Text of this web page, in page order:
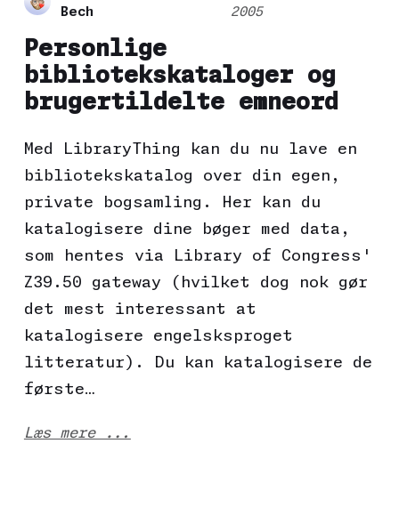
Bech
2005
Personlige
bibliotekskataloger og
brugertildelte emneord
Med LibraryThing kan du nu lave en
bibliotekskatalog over din egen,
private bogsamling. Her kan du
katalogisere dine bøger med data,
som hentes via Library of Congress'
Z39.50 gateway (hvilket dog nok gør
det mest interessant at
katalogisere engelsksproget
litteratur). Du kan katalogisere de
første…
Læs mere ...